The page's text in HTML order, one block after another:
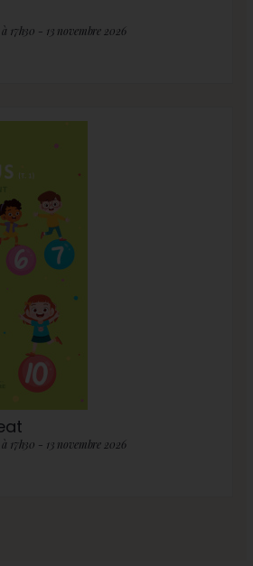
par vendredi 13 novembre à 17h30 - 13 novembre 2026
par vendredi 13 novembre à 17h30 - 13 novembre 2026